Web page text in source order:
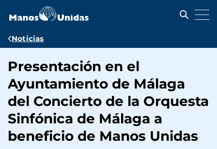
contenido
Ruta
navegación
Noticias
Presentación en el
Ayuntamiento de Málaga
del Concierto de la Orquesta
Sinfónica de Málaga a
beneficio de Manos Unidas